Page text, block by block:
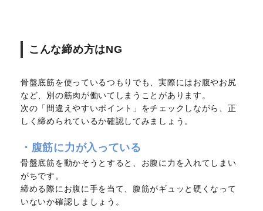
こんな締め方はNG
骨盤底筋を使っているつもりでも、実際にはお腹やお尻
など、別の筋肉が働いてしまうことがあります。
次の「間違えやすいポイント」をチェックしながら、正
しく締められているか確認してみましょう。
・腹筋に力が入っている
骨盤底筋を動かそうとすると、お腹に力を入れてしまい
がちです。
締める際にお腹に手を当て、腹筋がギュッと硬くなって
いないか確認しましょう。